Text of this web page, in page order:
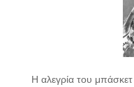
Η αλεγρία του μπάσκετ